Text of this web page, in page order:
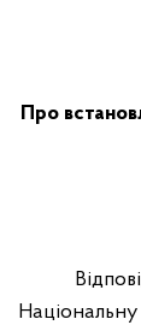
Про